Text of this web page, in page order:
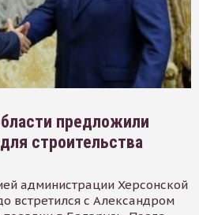
предложили
строительства
администрации Херсонской
встретился с Александром